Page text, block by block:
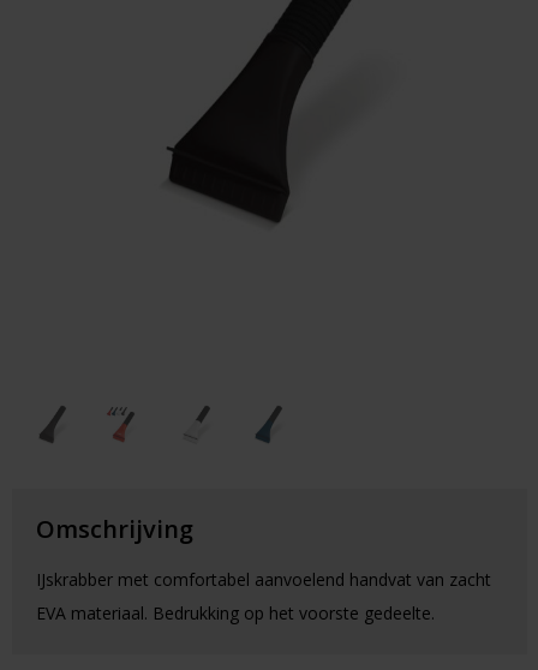
Outdoor & Vrije Tijd
Auto & Veiligheid
Gezondheid & Verzorging
Omschrijving
IJskrabber met comfortabel aanvoelend handvat van zacht
EVA materiaal. Bedrukking op het voorste gedeelte.